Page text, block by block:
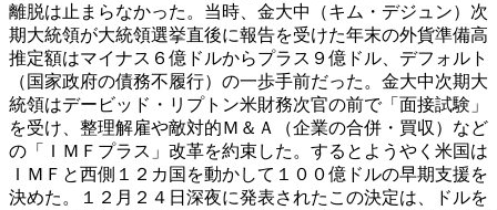
離脱は止まらなかった。当時、金大中（キム・デジュン）次
期大統領が大統領選挙直後に報告を受けた年末の外貨準備高
推定額はマイナス６億ドルからプラス９億ドル、デフォルト
（国家政府の債務不履行）の一歩手前だった。金大中次期大
統領はデービッド・リプトン米財務次官の前で「面接試験」
を受け、整理解雇や敵対的Ｍ＆Ａ（企業の合併・買収）など
の「ＩＭＦプラス」改革を約束した。するとようやく米国は
ＩＭＦと西側１２カ国を動かして１００億ドルの早期支援を
決めた。１２月２４日深夜に発表されたこの決定は、ドルを